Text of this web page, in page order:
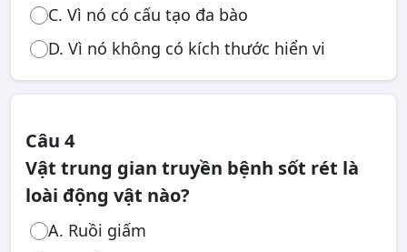
C. Vì nó có cấu tạo đa bào
D. Vì nó không có kích thước hiển vi
Câu 4
Vật trung gian truyền bệnh sốt rét là
loài động vật nào?
A. Ruồi giấm